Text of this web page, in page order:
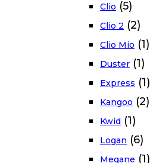
Clio (5)
Clio 2 (2)
Clio Mio (1)
Duster (1)
Express (1)
Kangoo (2)
Kwid (1)
Logan (6)
Megane (1)